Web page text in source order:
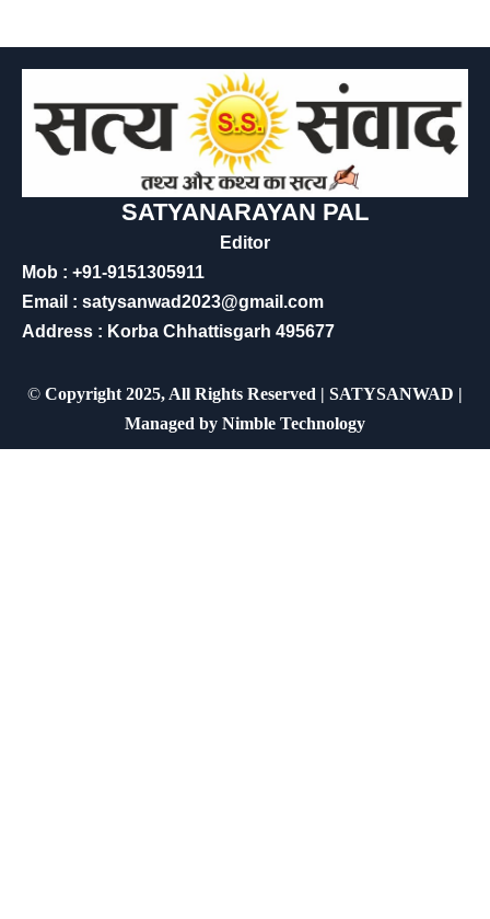
SATYANARAYAN PAL
Editor
Mob : +91-9151305911
Email : satysanwad2023@gmail.com
Address : Korba Chhattisgarh 495677
© Copyright 2025, All Rights Reserved | SATYSANWAD |
Managed by Nimble Technology